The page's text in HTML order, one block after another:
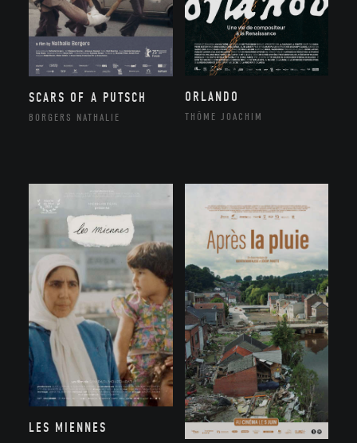
SCARS OF A PUTSCH
BORGERS NATHALIE
ORLANDO
THÔME JOACHIM
LES MIENNES